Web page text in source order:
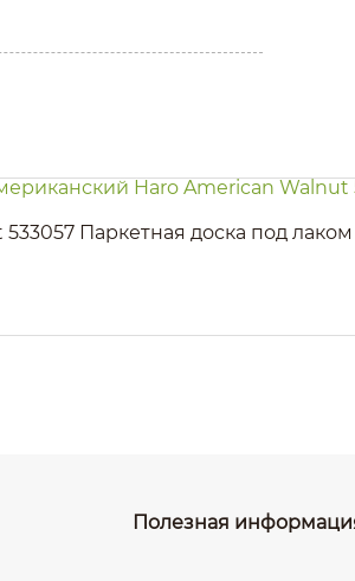
Паркетная доска под лаком
Полезная